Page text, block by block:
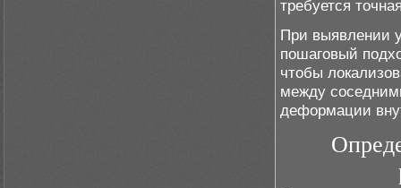
требуется
При выявлении
пошаговый
чтобы
между
деформации